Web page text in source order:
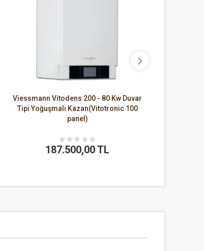
Viessmann Vitodens 200 - 80 Kw Duvar
Tipi Yoğuşmalı Kazan(Vitotronic 100
panel)
187.500,00 TL